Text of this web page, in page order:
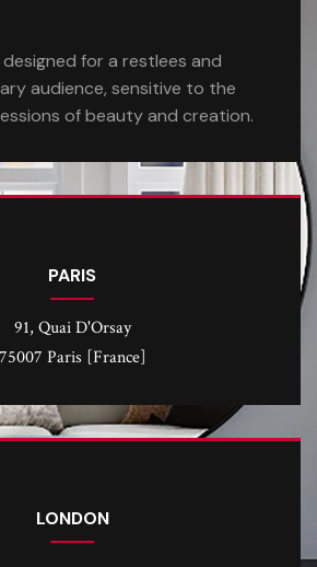
designed for a restlees and
audience, sensitive to the
of beauty and creation.
PARIS
91, Quai D'Orsay
75007 Paris [France]
LONDON